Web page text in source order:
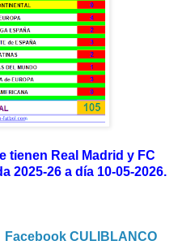
tienen Real Madrid y FC
2025-26 a día 10-05-2026.
Facebook CULIBLANCO